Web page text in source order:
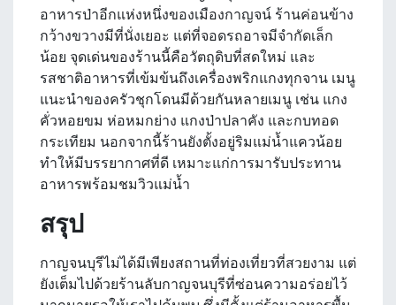
อาหารป่าอีกแห่งหนึ่งของเมืองกาญจน์ ร้านค่อนข้าง
กว้างขวางมีที่นั่งเยอะ แต่ที่จอดรถอาจมีจำกัดเล็ก
น้อย จุดเด่นของร้านนี้คือวัตถุดิบที่สดใหม่ และ
รสชาติอาหารที่เข้มข้นถึงเครื่องพริกแกงทุกจาน เมนู
แนะนำของครัวชุกโดนมีด้วยกันหลายเมนู เช่น แกง
คั่วหอยขม ห่อหมกย่าง แกงป่าปลาคัง และกบทอด
กระเทียม นอกจากนี้ร้านยังตั้งอยู่ริมแม่น้ำแควน้อย
ทำให้มีบรรยากาศที่ดี เหมาะแก่การมารับประทาน
อาหารพร้อมชมวิวแม่น้ำ
สรุป
กาญจนบุรีไม่ได้มีเพียงสถานที่ท่องเที่ยวที่สวยงาม แต่
ยังเต็มไปด้วยร้านลับกาญจนบุรีที่ซ่อนความอร่อยไว้